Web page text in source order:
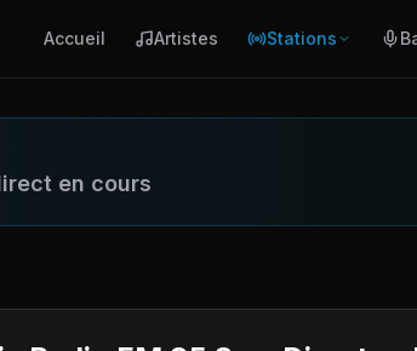
Accueil Artistes Stations
en cours